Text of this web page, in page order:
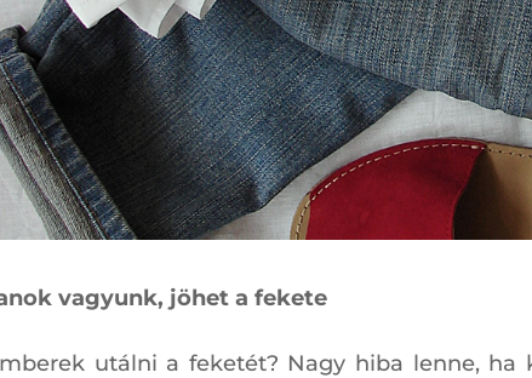
vagyunk, jöhet a fekete
utálni a feketét? Nagy hiba lenne,